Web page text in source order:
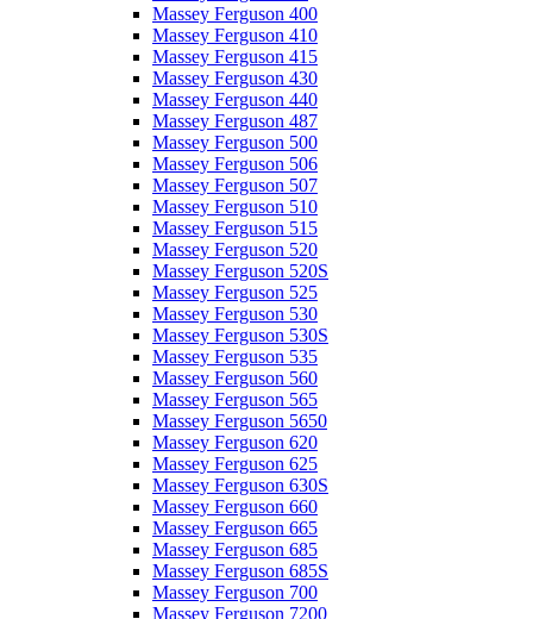
Massey Ferguson 400
Massey Ferguson 410
Massey Ferguson 415
Massey Ferguson 430
Massey Ferguson 440
Massey Ferguson 487
Massey Ferguson 500
Massey Ferguson 506
Massey Ferguson 507
Massey Ferguson 510
Massey Ferguson 515
Massey Ferguson 520
Massey Ferguson 520S
Massey Ferguson 525
Massey Ferguson 530
Massey Ferguson 530S
Massey Ferguson 535
Massey Ferguson 560
Massey Ferguson 565
Massey Ferguson 5650
Massey Ferguson 620
Massey Ferguson 625
Massey Ferguson 630S
Massey Ferguson 660
Massey Ferguson 665
Massey Ferguson 685
Massey Ferguson 685S
Massey Ferguson 700
Massey Ferguson 7200